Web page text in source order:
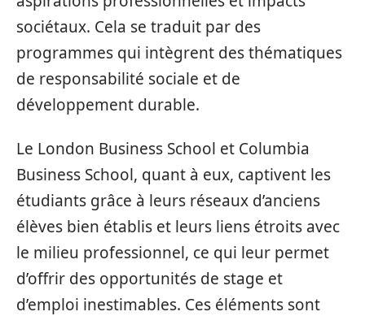
sociétaux. Cela se traduit par des
programmes qui intègrent des thématiques
de responsabilité sociale et de
développement durable.
Le London Business School et Columbia
Business School, quant à eux, captivent les
étudiants grâce à leurs réseaux d’anciens
élèves bien établis et leurs liens étroits avec
le milieu professionnel, ce qui leur permet
d’offrir des opportunités de stage et
d’emploi inestimables. Ces éléments sont